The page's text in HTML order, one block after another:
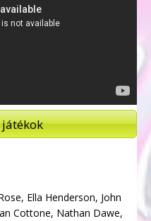
játékok
Ella Henderson, John
Cottone, Nathan Dawe,